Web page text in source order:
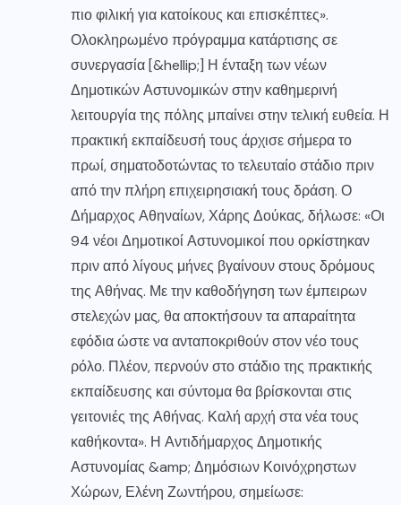
πιο φιλική για κατοίκους και επισκέπτες».
Ολοκληρωμένο πρόγραμμα κατάρτισης σε
συνεργασία [&hellip;] Η ένταξη των νέων
Δημοτικών Αστυνομικών στην καθημερινή
λειτουργία της πόλης μπαίνει στην τελική ευθεία. Η
πρακτική εκπαίδευσή τους άρχισε σήμερα το
πρωί, σηματοδοτώντας το τελευταίο στάδιο πριν
από την πλήρη επιχειρησιακή τους δράση. Ο
Δήμαρχος Αθηναίων, Χάρης Δούκας, δήλωσε: «Οι
94 νέοι Δημοτικοί Αστυνομικοί που ορκίστηκαν
πριν από λίγους μήνες βγαίνουν στους δρόμους
της Αθήνας. Με την καθοδήγηση των έμπειρων
στελεχών μας, θα αποκτήσουν τα απαραίτητα
εφόδια ώστε να ανταποκριθούν στον νέο τους
ρόλο. Πλέον, περνούν στο στάδιο της πρακτικής
εκπαίδευσης και σύντομα θα βρίσκονται στις
γειτονιές της Αθήνας. Καλή αρχή στα νέα τους
καθήκοντα». Η Αντιδήμαρχος Δημοτικής
Αστυνομίας &amp; Δημόσιων Κοινόχρηστων
Χώρων, Ελένη Ζωντήρου, σημείωσε: